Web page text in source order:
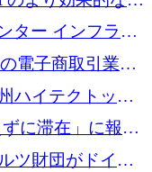
ンドを確保
ター インフラス
5,000 万ドルを
電子商取引業務
るために 200
ハイテクトップ
に滞在」に報酬
ツ財団がドイツ